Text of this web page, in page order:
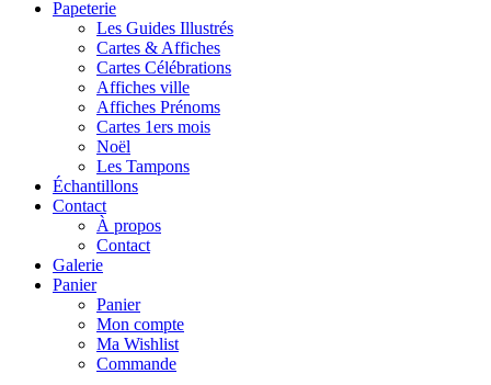
Papeterie
Les Guides Illustrés
Cartes & Affiches
Cartes Célébrations
Affiches ville
Affiches Prénoms
Cartes 1ers mois
Noël
Les Tampons
Échantillons
Contact
À propos
Contact
Galerie
Panier
Panier
Mon compte
Ma Wishlist
Commande